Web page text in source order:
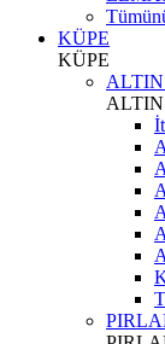
KÜPE
KÜPE